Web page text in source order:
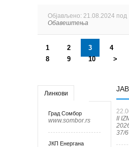
Објављено: 21.08.2024 под
Обавештења
1 2 3 4
8
9 10 >
Линкови
Град Сомбор
www.sombor.rs
ЈКП Енергана
II
37/